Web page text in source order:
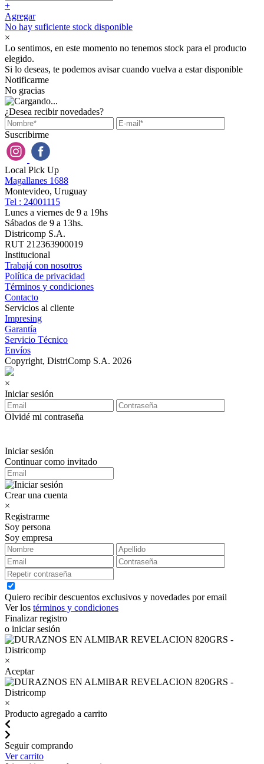
+
Agregar
No hay suficiente stock disponible
×
Lo sentimos, en este momento no tenemos stock para el producto
elegido.
Si lo deseas, te podemos avisar cuando vuelva a estar disponible
Notificarme
No gracias
¿Desea recibir novedades?
Suscribirme
Local Pick Up
Magallanes 1688
Montevideo, Uruguay
Tel : 24001115
Lunes a viernes de 9 a 19hs
Sábados de 9 a 13hs.
Districomp S.A.
RUT 212363900019
Institucional
Trabajá con nosotros
Política de privacidad
Términos y condiciones
Contacto
Servicios al cliente
Impresing
Garantía
Servicio Técnico
Envíos
Copyright, DistriComp S.A. 2026
×
Iniciar sesión
Olvidé mi contraseña
Iniciar sesión
Continuar como invitado
Crear una cuenta
×
Registrarme
Soy persona
Soy empresa
Quiero recibir descuentos exclusivos y novedades por email
Ver los términos y condiciones
Finalizar registro
o iniciar sesión
×
Aceptar
×
Producto agregado a carrito
Seguir comprando
Ver carrito